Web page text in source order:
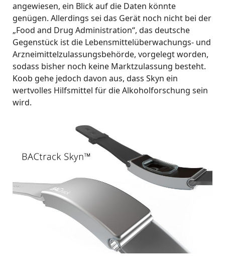
angewiesen, ein Blick auf die Daten könnte
genügen. Allerdings sei das Gerät noch nicht bei der
„Food and Drug Administration“, das deutsche
Gegenstück ist die Lebensmittelüberwachungs- und
Arzneimittelzulassungsbehörde, vorgelegt worden,
sodass bisher noch keine Marktzulassung besteht.
Koob gehe jedoch davon aus, dass Skyn ein
wertvolles Hilfsmittel für die Alkoholforschung sein
wird.